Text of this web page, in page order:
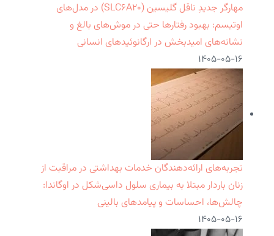
مهارگر جدیدِ ناقل گلیسین (SLC۶A۲۰) در مدل‌های
اوتیسم: بهبود رفتارها حتی در موش‌های بالغ و
نشانه‌های امیدبخش در ارگانوئیدهای انسانی
۱۴۰۵-۰۵-۱۶
تجربه‌های ارائه‌دهندگان خدمات بهداشتی در مراقبت از
زنان باردار مبتلا به بیماری سلول داسی‌شکل در اوگاندا:
چالش‌ها، احساسات و پیامدهای بالینی
۱۴۰۵-۰۵-۱۶